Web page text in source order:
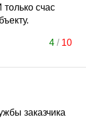
только счас
4 / 10
заказчика